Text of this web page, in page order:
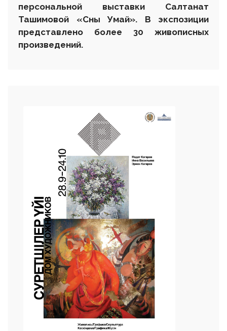
персональной выставки Салтанат
Ташимовой «Сны Умай». В экспозиции
представлено более 30 живописных
произведений.